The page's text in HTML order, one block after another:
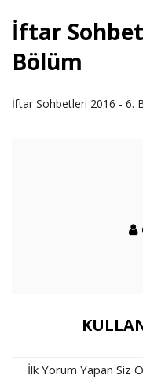
İftar
Bölüm
İftar Sohbetleri 2016 - 6.
İlk Yorum Yapan Siz